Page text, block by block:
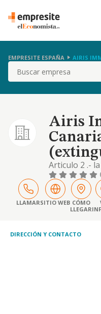
EMPRESITE ESPAÑA AIRIS
Buscar
Airis
Articulo 2 .-
actividad
propiedad
explotacion y
LLAMARSITIO WEB CÓMO
LLEGAR
DIRECCIÓN Y CONTACTO